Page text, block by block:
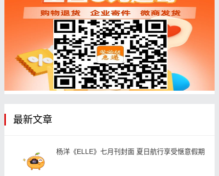
最新文章
杨洋《ELLE》七月刊封面 夏日航行享受惬意假期